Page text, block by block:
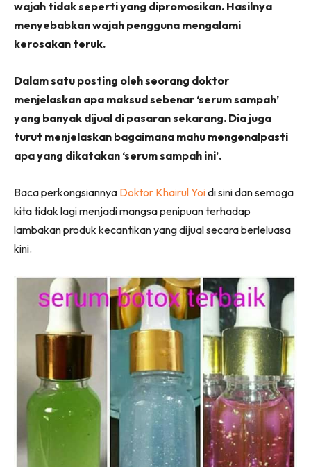
wajah tidak seperti yang dipromosikan. Hasilnya
menyebabkan wajah pengguna mengalami
kerosakan teruk.
Dalam satu posting oleh seorang doktor
menjelaskan apa maksud sebenar ‘serum sampah’
yang banyak dijual di pasaran sekarang. Dia juga
turut menjelaskan bagaimana mahu mengenalpasti
apa yang dikatakan ‘serum sampah ini’.
Baca perkongsiannya Doktor Khairul Yoidi sini dan semoga
kita tidak lagi menjadi mangsa penipuan terhadap
lambakan produk kecantikan yang dijual secara berleluasa
kini.